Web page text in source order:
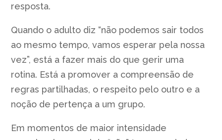
resposta.
Quando o adulto diz “não podemos sair todos
ao mesmo tempo, vamos esperar pela nossa
vez”, está a fazer mais do que gerir uma
rotina. Está a promover a compreensão de
regras partilhadas, o respeito pelo outro e a
noção de pertença a um grupo.
Em momentos de maior intensidade